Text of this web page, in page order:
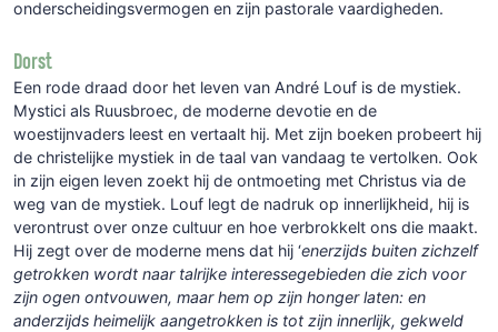
onderscheidingsvermogen en zijn pastorale vaardigheden.
Dorst
Een rode draad door het leven van André Louf is de mystiek.
Mystici als Ruusbroec, de moderne devotie en de
woestijnvaders leest en vertaalt hij. Met zijn boeken probeert hij
de christelijke mystiek in de taal van vandaag te vertolken. Ook
in zijn eigen leven zoekt hij de ontmoeting met Christus via de
weg van de mystiek. Louf legt de nadruk op innerlijkheid, hij is
verontrust over onze cultuur en hoe verbrokkelt ons die maakt.
Hij zegt over de moderne mens dat hij ‘enerzijds buiten zichzelf
getrokken wordt naar talrijke interessegebieden die zich voor
zijn ogen ontvouwen, maar hem op zijn honger laten: en
anderzijds heimelijk aangetrokken is tot zijn innerlijk, gekweld